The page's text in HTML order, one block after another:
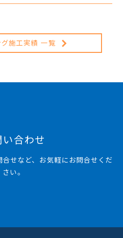
施工実績 一覧
い合わせ
せなど、お気軽にお問合せくだ
さい。